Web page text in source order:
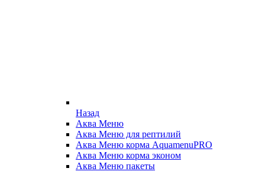
Назад
Аква Меню
Аква Меню для рептилий
Аква Меню корма AquamenuPRO
Аква Меню корма эконом
Аква Меню пакеты